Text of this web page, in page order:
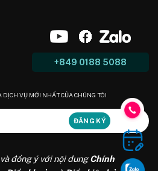
+849 0188 5088
DỊCH VỤ MỚI NHẤT CỦA CHÚNG TÔI
đồng ý với nội dungChính